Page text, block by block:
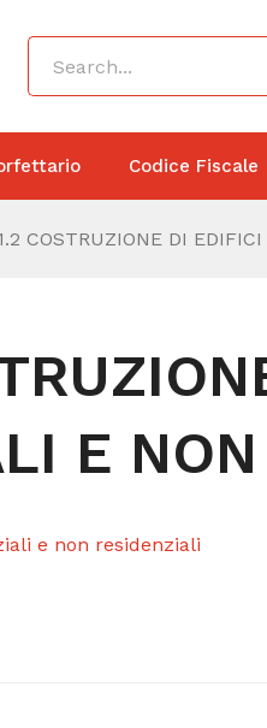
Codice Fiscale
COSTRUZIONE DI
E
e non residenziali